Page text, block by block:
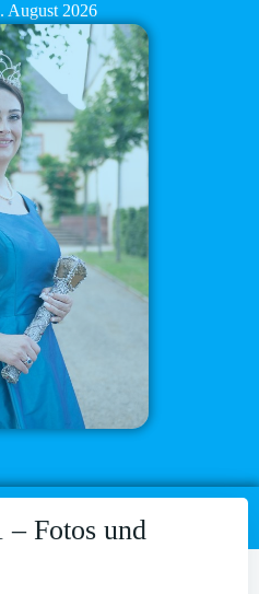
August 2026
– Fotos und